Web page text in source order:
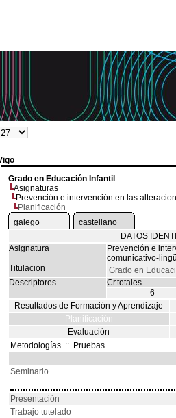
Grado en Educación Infantil
Asignaturas
Prevención e intervención en las
Planificación
galego
castellano
DATOS
Asignatura
Prevención e
comunicativo-
Titulacion
Grado en
Descriptores
Cr.totales
6
Resultados de Formación y Aprendizaje
Planificación
Evaluación
Metodologías:: Pruebas
Seminario
Presentación
Trabajo tutelado